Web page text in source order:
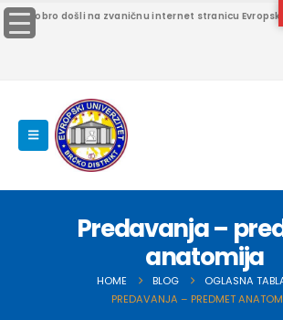
Dobro došli na zvaničnu internet stranicu
Predavanja –
anatomija
HOME BLOG
OGLASNA
PREDAVANJA – PREDMET